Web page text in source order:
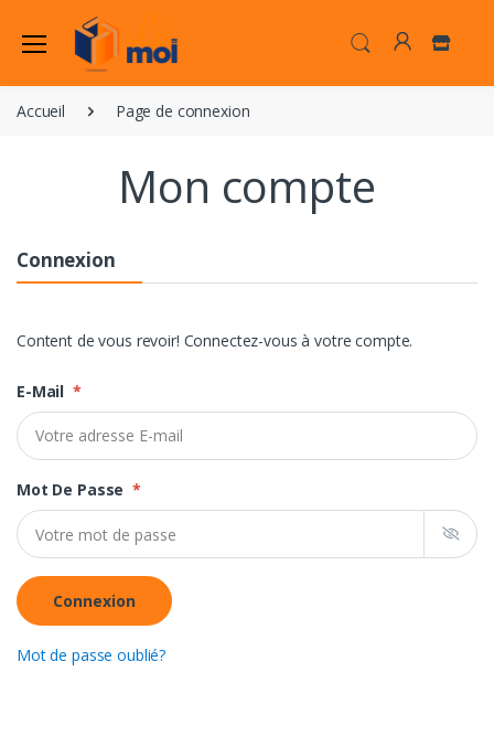
Accueil Page de connexion
Mon compte
Connexion
Content de vous revoir! Connectez-vous à votre compte.
E-Mail *
Mot De Passe *
Connexion
Mot de passe oublié?